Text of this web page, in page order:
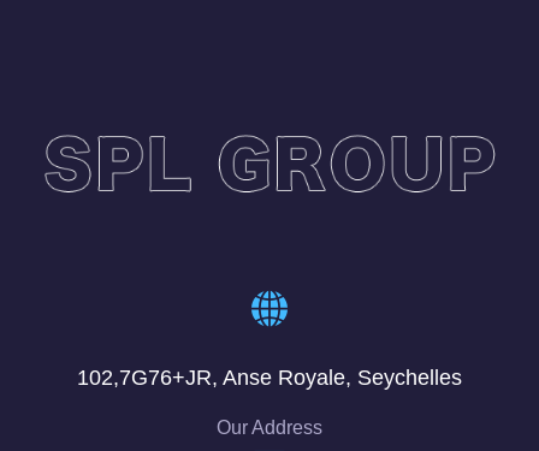
102,7G76+JR, Anse Royale, Seychelles
Our Address